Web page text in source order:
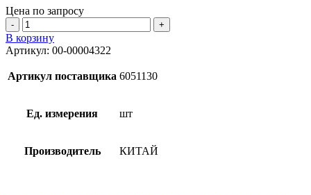
Цена по запросу
Количество
товара
Зубило
резиновым
протектором
В корзину
Артикул: 00-00004322
Артикул поставщика 6051130
Ед. измерения шт
Производитель КИТАЙ